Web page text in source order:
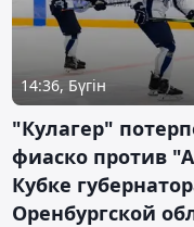
14:36, Бүгін
"Кулагер"
фиаско против
Кубке
Оренбургской